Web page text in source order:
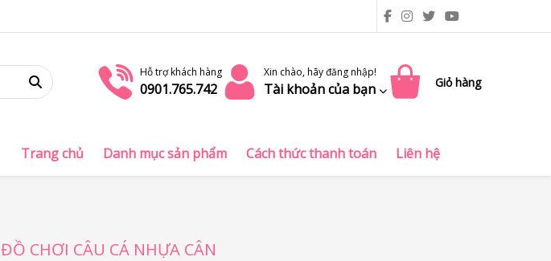
Hỗ trợ khách hàng
0901.765.742
Xin chào, hãy đăng nhập!
Tài khoản của bạn Giỏ hàng
Trang chủ Danh mục sản phẩm Cách thức thanh toán Liên hệ
ĐỒ CHƠI CÂU CÁ NHỰA CÂN